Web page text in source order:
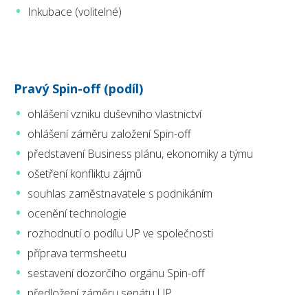
Inkubace (volitelné)
Pravý Spin-off (podíl)
ohlášení vzniku duševního vlastnictví
ohlášení záměru založení Spin-off
představení Business plánu, ekonomiky a týmu
ošetření konfliktu zájmů
souhlas zaměstnavatele s podnikáním
ocenění technologie
rozhodnutí o podílu UP ve společnosti
příprava termsheetu
sestavení dozorčího orgánu Spin-off